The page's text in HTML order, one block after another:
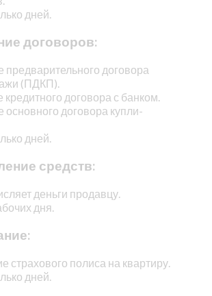
дней.
договоров:
предварительного договора
(ПДКП).
договора с банком.
основного договора купли-
дней.
средств:
деньги продавцу.
дня.
страхового полиса на квартиру.
дней.